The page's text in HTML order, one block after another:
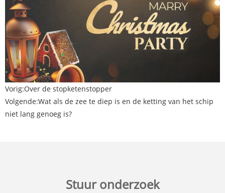
Vorig:Over de stopketenstopper
Volgende:Wat als de zee te diep is en de ketting van het schip
niet lang genoeg is?
Stuur onderzoek